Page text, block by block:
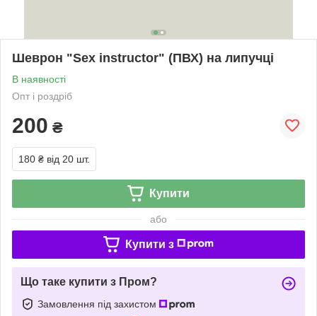
Шеврон "Sex instructor" (ПВХ) на липучці
В наявності
Опт і роздріб
200 ₴
180 ₴ від 20 шт.
Купити
або
Купити з
Що таке купити з Пром?
Замовлення під захистом